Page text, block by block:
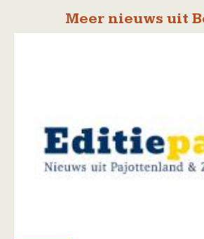
Meer nieuws uit